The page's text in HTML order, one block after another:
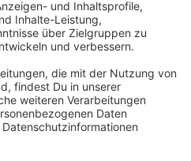
Rothbroicher Str. nach
Gladbach S nach
Furth, Abzw. nach